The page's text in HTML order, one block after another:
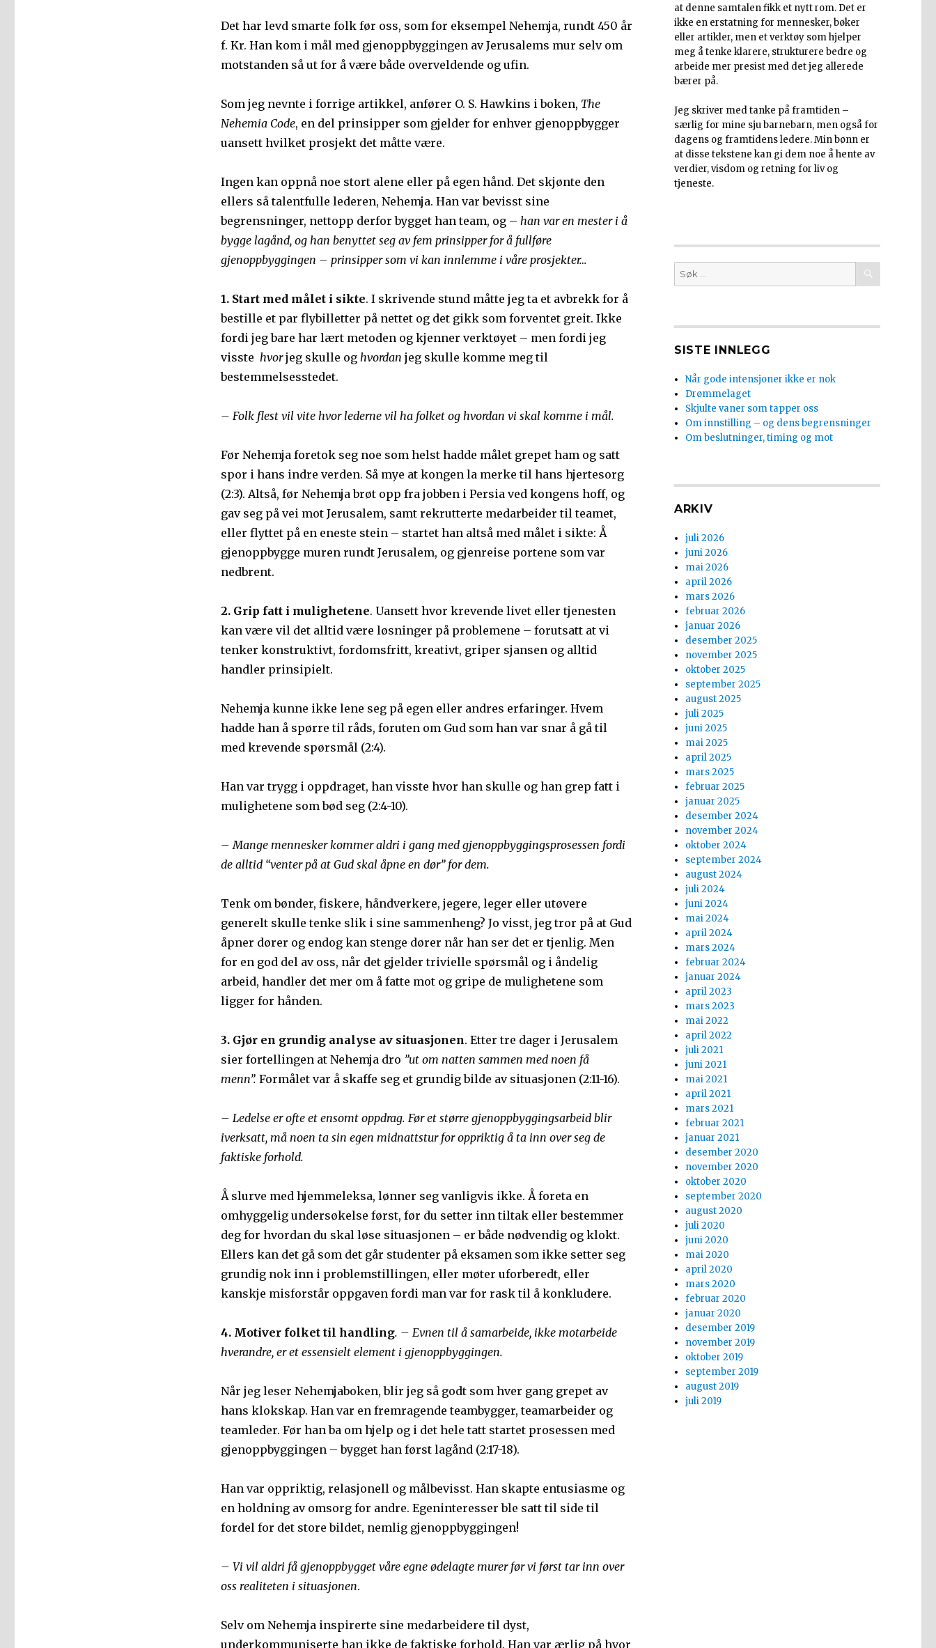
Det har levd smarte folk før oss, som for eksempel Nehemja, rundt 450 år
f. Kr. Han kom i mål med gjenoppbyggingen av Jerusalems mur selv om
motstanden så ut for å være både overveldende og ufin.
Som jeg nevnte i forrige artikkel, anfører O. S. Hawkins i boken, The
Nehemia Code, en del prinsipper som gjelder for enhver gjenoppbygger
uansett hvilket prosjekt det måtte være.
Ingen kan oppnå noe stort alene eller på egen hånd. Det skjønte den
ellers så talentfulle lederen, Nehemja. Han var bevisst sine
begrensninger, nettopp derfor bygget han team, og – han var en mester i å
bygge lagånd, og han benyttet seg av fem prinsipper for å fullføre
gjenoppbyggingen – prinsipper som vi kan innlemme i våre prosjekter…
1. Start med målet i sikte. I skrivende stund måtte jeg ta et avbrekk for å
bestille et par flybilletter på nettet og det gikk som forventet greit. Ikke
fordi jeg bare har lært metoden og kjenner verktøyet – men fordi jeg
visste hvorjeg skulle og hvordan jeg skulle komme meg til
bestemmelsesstedet.
– Folk flest vil vite hvor lederne vil ha folket og hvordan vi skal komme i mål.
Før Nehemja foretok seg noe som helst hadde målet grepet ham og satt
spor i hans indre verden. Så mye at kongen la merke til hans hjertesorg
(2:3). Altså, før Nehemja brøt opp fra jobben i Persia ved kongens hoff, og
gav seg på vei mot Jerusalem, samt rekrutterte medarbeider til teamet,
eller flyttet på en eneste stein – startet han altså med målet i sikte: Å
gjenoppbygge muren rundt Jerusalem, og gjenreise portene som var
nedbrent.
2. Grip fatt i mulighetene. Uansett hvor krevende livet eller tjenesten
kan være vil det alltid være løsninger på problemene – forutsatt at vi
tenker konstruktivt, fordomsfritt, kreativt, griper sjansen og alltid
handler prinsipielt.
Nehemja kunne ikke lene seg på egen eller andres erfaringer. Hvem
hadde han å spørre til råds, foruten om Gud som han var snar å gå til
med krevende spørsmål (2:4).
Han var trygg i oppdraget, han visste hvor han skulle og han grep fatt i
mulighetene som bød seg (2:4-10).
– Mange mennesker kommer aldri i gang med gjenoppbyggingsprosessen fordi
de alltid “venter på at Gud skal åpne en dør” for dem.
Tenk om bønder, fiskere, håndverkere, jegere, leger eller utøvere
generelt skulle tenke slik i sine sammenheng? Jo visst, jeg tror på at Gud
åpner dører og endog kan stenge dører når han ser det er tjenlig. Men
for en god del av oss, når det gjelder trivielle spørsmål og i åndelig
arbeid, handler det mer om å fatte mot og gripe de mulighetene som
ligger for hånden.
3. Gjør en grundig analyse av situasjonen. Etter tre dager i Jerusalem
sier fortellingen at Nehemja dro ”ut om natten sammen med noen få
menn”. Formålet var å skaffe seg et grundig bilde av situasjonen (2:11-16).
– Ledelse er ofte et ensomt oppdrag. Før et større gjenoppbyggingsarbeid blir
iverksatt, må noen ta sin egen midnattstur for oppriktig å ta inn over seg de
faktiske forhold.
Å slurve med hjemmeleksa, lønner seg vanligvis ikke. Å foreta en
omhyggelig undersøkelse først, før du setter inn tiltak eller bestemmer
deg for hvordan du skal løse situasjonen – er både nødvendig og klokt.
Ellers kan det gå som det går studenter på eksamen som ikke setter seg
grundig nok inn i problemstillingen, eller møter uforberedt, eller
kanskje misforstår oppgaven fordi man var for rask til å konkludere.
4. Motiver folket til handling. – Evnen til å samarbeide, ikke motarbeide
hverandre, er et essensielt element i gjenoppbyggingen.
Når jeg leser Nehemjaboken, blir jeg så godt som hver gang grepet av
hans klokskap. Han var en fremragende teambygger, teamarbeider og
teamleder. Før han ba om hjelp og i det hele tatt startet prosessen med
gjenoppbyggingen – bygget han først lagånd (2:17-18).
Han var oppriktig, relasjonell og målbevisst. Han skapte entusiasme og
en holdning av omsorg for andre. Egeninteresser ble satt til side til
fordel for det store bildet, nemlig gjenoppbyggingen!
– Vi vil aldri få gjenoppbygget våre egne ødelagte murer før vi først tar inn over
oss realiteten i situasjonen.
Selv om Nehemja inspirerte sine medarbeidere til dyst,
underkommuniserte han ikke de faktiske forhold. Han var ærlig på hvor
at denne samtalen fikk et nytt rom. Det er
ikke en erstatning for mennesker, bøker
eller artikler, men et verktøy som hjelper
meg å tenke klarere, strukturere bedre og
arbeide mer presist med det jeg allerede
bærer på.
Jeg skriver med tanke på framtiden –
særlig for mine sju barnebarn, men også for
dagens og framtidens ledere. Min bønn er
at disse tekstene kan gi dem noe å hente av
verdier, visdom og retning for liv og
tjeneste.
Søk
etter:
SØK
SISTE INNLEGG
Når gode intensjoner ikke er nok
Drømmelaget
Skjulte vaner som tapper oss
Om innstilling – og dens begrensninger
Om beslutninger, timing og mot
ARKIV
juli 2026
juni 2026
mai 2026
april 2026
mars 2026
februar 2026
januar 2026
desember 2025
november 2025
oktober 2025
september 2025
august 2025
juli 2025
juni 2025
mai 2025
april 2025
mars 2025
februar 2025
januar 2025
desember 2024
november 2024
oktober 2024
september 2024
august 2024
juli 2024
juni 2024
mai 2024
april 2024
mars 2024
februar 2024
januar 2024
april 2023
mars 2023
mai 2022
april 2022
juli 2021
juni 2021
mai 2021
april 2021
mars 2021
februar 2021
januar 2021
desember 2020
november 2020
oktober 2020
september 2020
august 2020
juli 2020
juni 2020
mai 2020
april 2020
mars 2020
februar 2020
januar 2020
desember 2019
november 2019
oktober 2019
september 2019
august 2019
juli 2019